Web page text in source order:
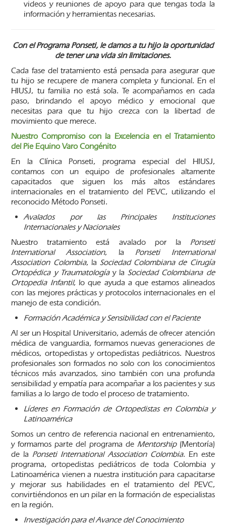
videos y reuniones de apoyo para que tengas toda la
información y herramientas necesarias.
Con el Programa Ponseti, le damos a tu hijo la oportunidad
de tener una vida sin limitaciones.
Cada fase del tratamiento está pensada para asegurar que
tu hijo se recupere de manera completa y funcional. En el
HIUSJ, tu familia no está sola. Te acompañamos en cada
paso, brindando el apoyo médico y emocional que
necesitas para que tu hijo crezca con la libertad de
movimiento que merece.
Nuestro Compromiso con la Excelencia en el Tratamiento
del Pie Equino Varo Congénito
En la Clínica Ponseti, programa especial del HIUSJ,
contamos con un equipo de profesionales altamente
capacitados que siguen los más altos estándares
internacionales en el tratamiento del PEVC, utilizando el
reconocido Método Ponseti.
Avalados por las Principales Instituciones
Internacionales y Nacionales
Nuestro tratamiento está avalado por la Ponseti
International Association, laPonseti International
Association Colombia, laSociedad Colombiana de Cirugía
Ortopédica y Traumatologíay laSociedad Colombiana de
Ortopedia Infantil, lo que ayuda a que estamos alineados
con las mejores prácticas y protocolos internacionales en el
manejo de esta condición.
Formación Académica y Sensibilidad con el Paciente
Al ser un Hospital Universitario, además de ofrecer atención
médica de vanguardia, formamos nuevas generaciones de
médicos, ortopedistas y ortopedistas pediátricos. Nuestros
profesionales son formados no solo con los conocimientos
técnicos más avanzados, sino también con una profunda
sensibilidad y empatía para acompañar a los pacientes y sus
familias a lo largo de todo el proceso de tratamiento.
Líderes en Formación de Ortopedistas en Colombia y
Latinoamérica
Somos un centro de referencia nacional en entrenamiento,
y formamos parte del programa de Mentorship(Mentoría)
de laPonseti International Association Colombia. En este
programa, ortopedistas pediátricos de toda Colombia y
Latinoamérica vienen a nuestra institución para capacitarse
y mejorar sus habilidades en el tratamiento del PEVC,
convirtiéndonos en un pilar en la formación de especialistas
en la región.
Investigación para el Avance del Conocimiento